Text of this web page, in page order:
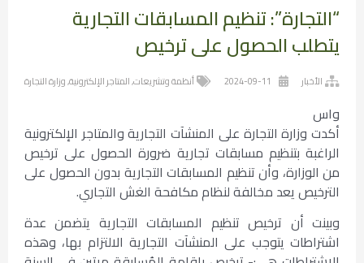
“التجارة”: تنظيم المسابقات التجارية
يتطلب الحصول على ترخيص
الأخبار 2024-09-11 أنظمة وتشريعات,المتاجر الإلكترونية,وزارة التجارة
واس
أكدت وزارة التجارة على المنشآت التجارية والمتاجر الإلكترونية
الراغبة بتنظيم مسابقات تجارية ضرورة الحصول على ترخيص
من الوزارة، وأن تنظيم المسابقات التجارية بدون الحصول على
الترخيص يعد مخالفة لنظام مكافحة الغش التجاري.
وبينت أن ترخيص تنظيم المسابقات التجارية يتضمن عدة
اشتراطات يتوجب على المنشآت التجارية الالتزام بها، وهذه